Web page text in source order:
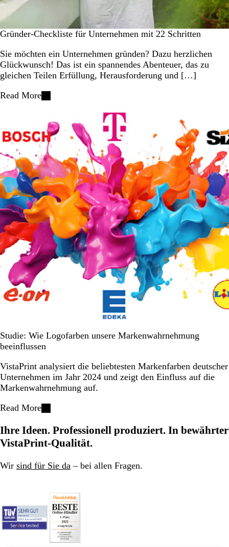
Gründer-Checkliste für Unternehmen mit 22 Schritten
Sie möchten ein Unternehmen gründen? Dazu herzlichen
Glückwunsch! Das ist ein spannendes Abenteuer, das zu
gleichen Teilen Erfüllung, Herausforderung und […]
Read More
Studie: Wie Logofarben unsere Markenwahrnehmung
beeinflussen
VistaPrint analysiert die beliebtesten Markenfarben deutscher
Unternehmen im Jahr 2024 und zeigt den Einfluss auf die
Markenwahrnehmung auf.
Read More
Ihre Ideen. Professionell produziert. In bewährter
VistaPrint-Qualität.
Wir sind für Sie da – bei allen Fragen.